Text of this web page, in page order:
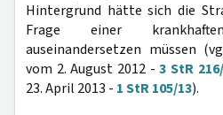
Hintergrund hätte sich die
Frage einer
auseinandersetzen müssen
vom 2. August 2012 -3 StR
23. April 2013 - 1 StR 105/13).